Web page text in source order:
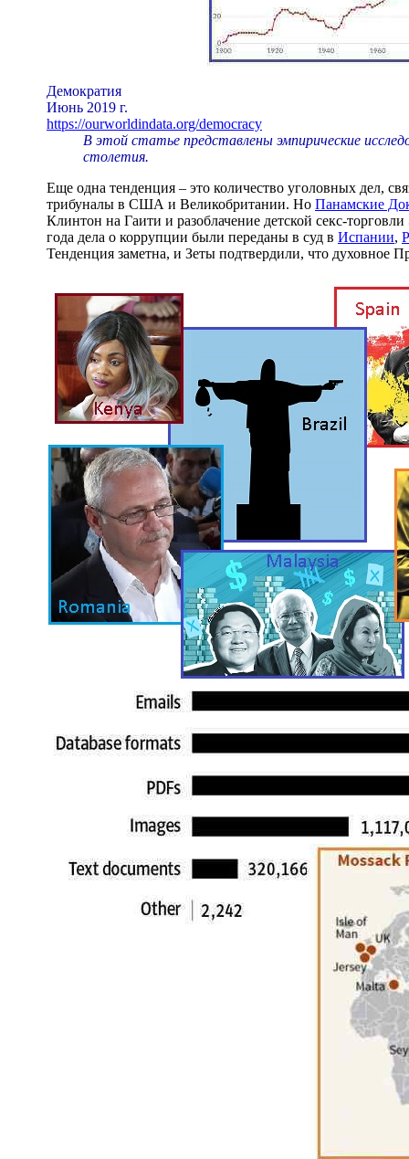
Демократия
Июнь 2019 г.
https://ourworldindata.org/democracy
В этой статье представлены эмпирические
столетия.
Еще одна тенденция – это количество уголовных дел,
трибуналы в США и Великобритании. Но Панамские
Клинтон на Гаити и разоблачение детской секс-
года дела о коррупции были переданы в суд в Испании,
Тенденция заметна, и Зеты подтвердили, что духовное